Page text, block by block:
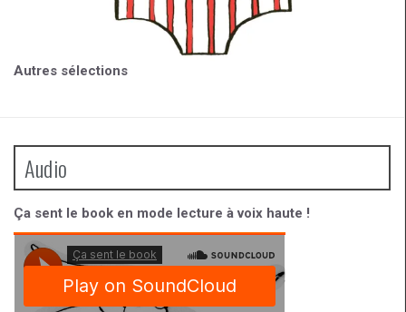
Autres sélections
Audio
Ça sent le book en mode lecture à voix haute !